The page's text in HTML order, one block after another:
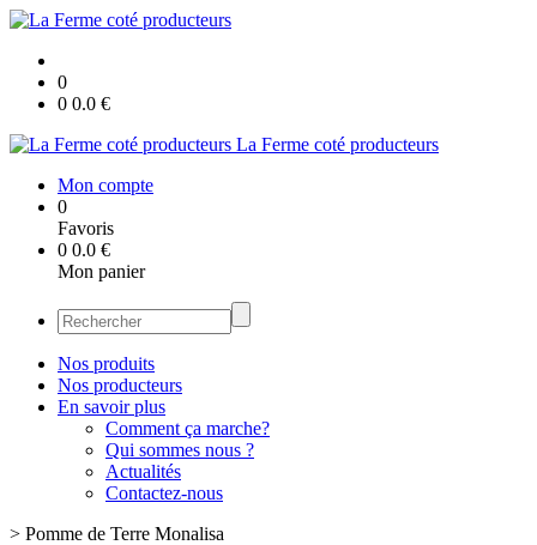
0
0 0.0 €
La Ferme coté producteurs
Mon compte
0
Favoris
0 0.0 €
Mon panier
Nos produits
Nos producteurs
En savoir plus
Comment ça marche?
Qui sommes nous ?
Actualités
Contactez-nous
> Pomme de Terre Monalisa